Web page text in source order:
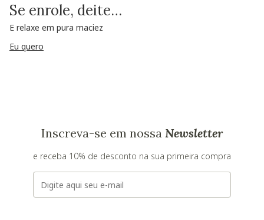
Se enrole, deite…
E relaxe em pura maciez
Eu quero
Inscreva-se em nossa Newsletter
e receba 10% de desconto na sua primeira compra
E-mail